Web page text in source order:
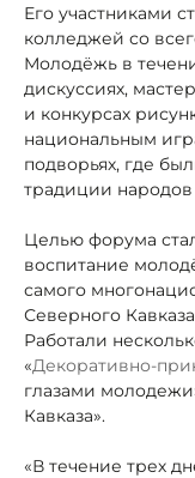
Его участниками
колледжей со
Молодёжь в
дискуссиях,
и конкурсах
национальным
подворьях, где
традиции народов
Целью форума
воспитание
самого
Северного
Работали
«Декоративно-
глазами
Кавказа».
«В течение трех